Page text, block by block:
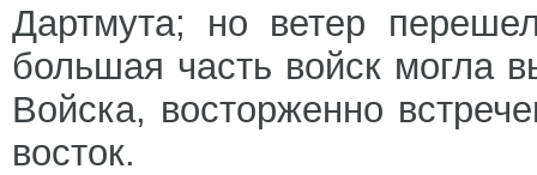
Дартмута; но ветер
большая часть войск могла
Войска, восторженно
восток.